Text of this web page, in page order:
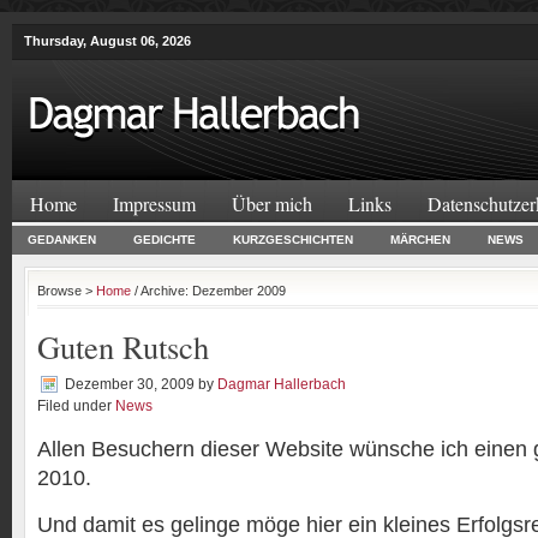
Thursday, August 06, 2026
Home Impressum Über mich Links
GEDANKEN GEDICHTE KURZGESCHICHTEN MÄRCHEN NEWS
Browse > Home / Archive: Dezember 2009
Guten Rutsch
Dezember 30, 2009 by Dagmar Hallerbach
Filed under News
Allen Besuchern dieser Website wünsche ich einen
2010.
Und damit es gelinge möge hier ein kleines